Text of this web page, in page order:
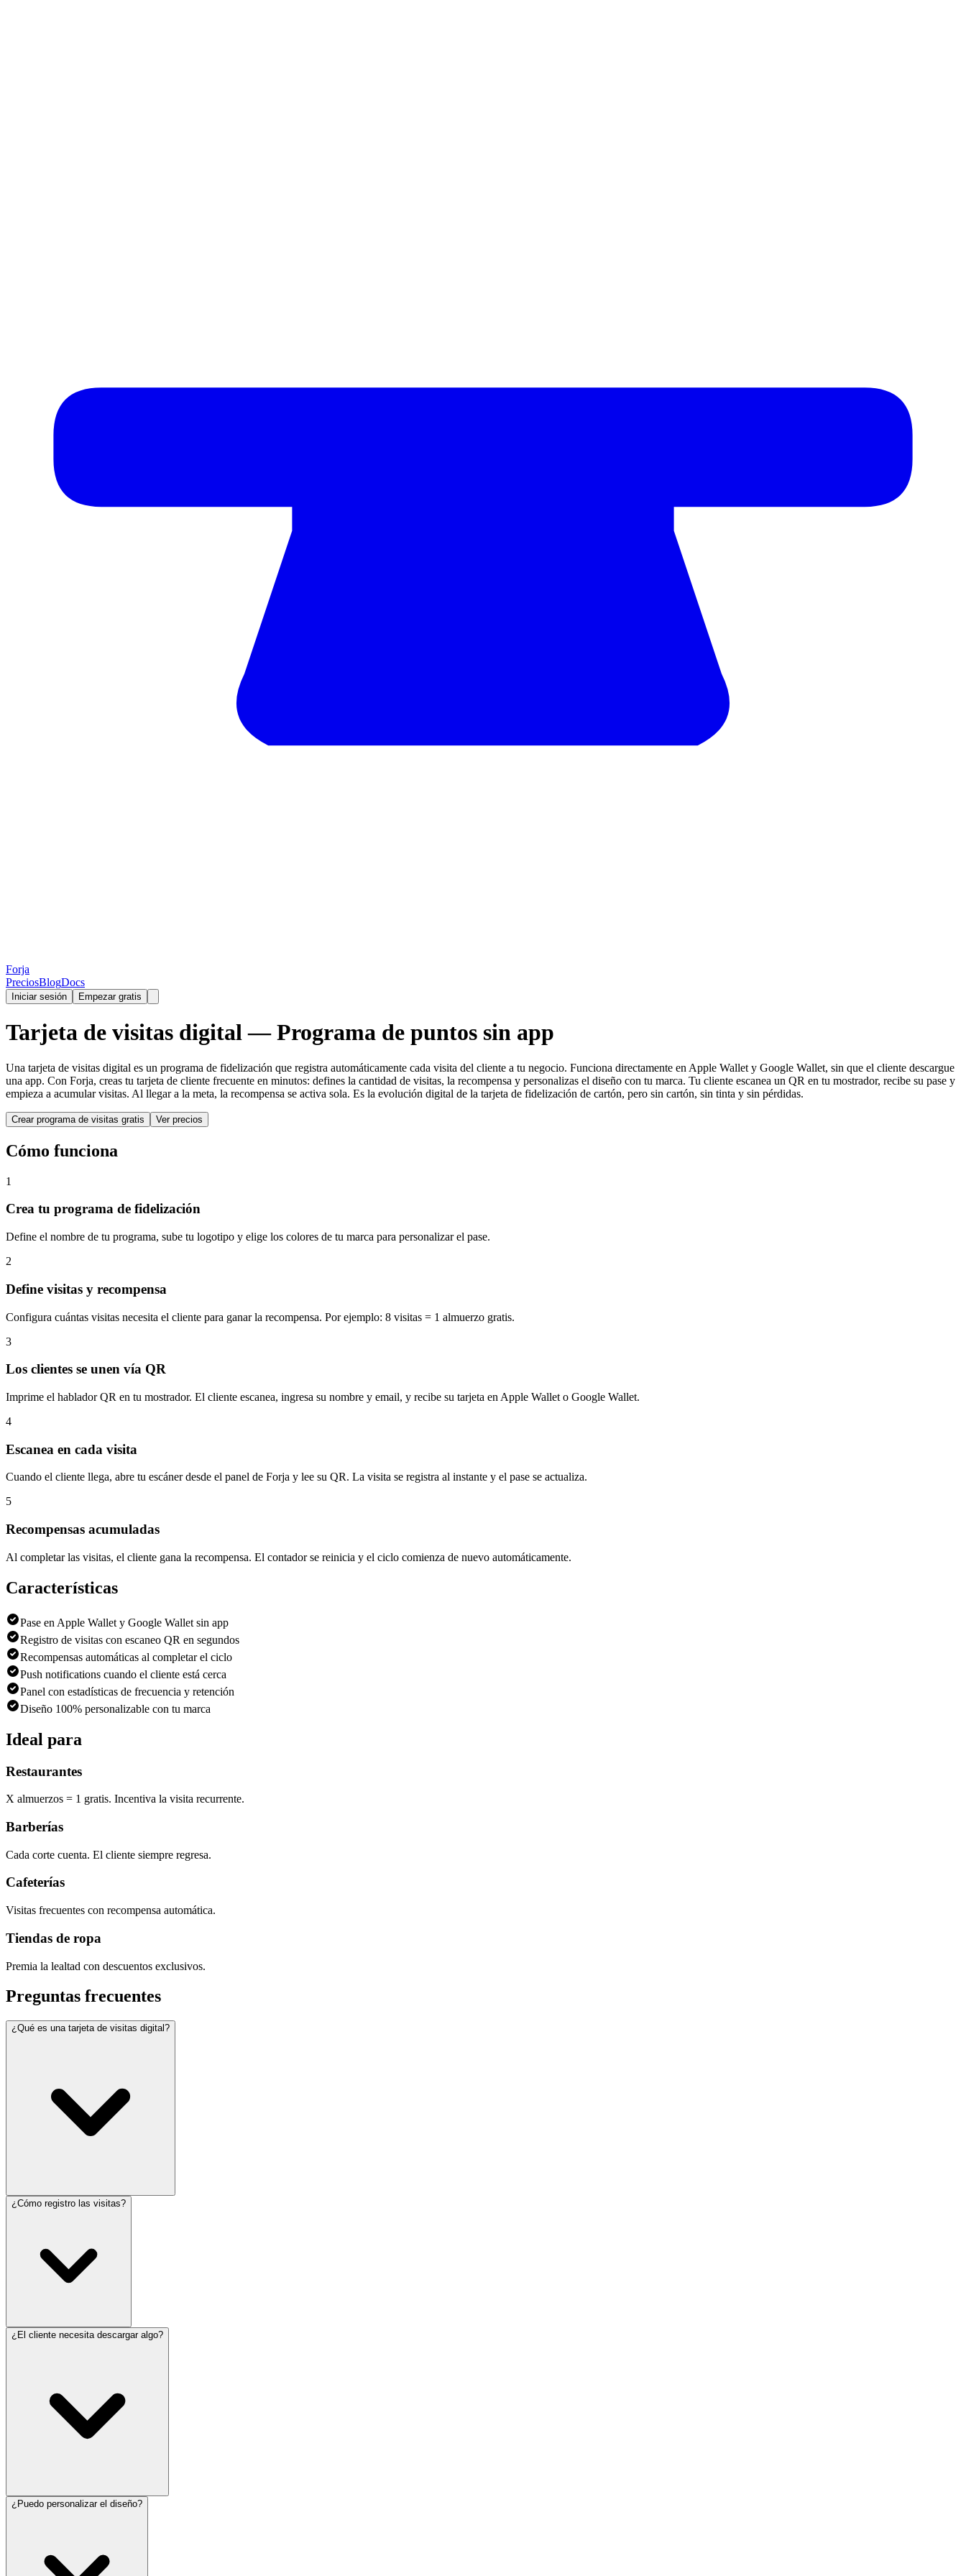
Forja
PreciosBlogDocs
Iniciar sesión Empezar gratis
Tarjeta de visitas digital — Programa de puntos sin app
Una tarjeta de visitas digital es un programa de fidelización que registra automáticamente cada visita del cliente a tu negocio. Funciona directamente en Apple Wallet y Google Wallet, sin que el cliente descargue
una app. Con Forja, creas tu tarjeta de cliente frecuente en minutos: defines la cantidad de visitas, la recompensa y personalizas el diseño con tu marca. Tu cliente escanea un QR en tu mostrador, recibe su pase y
empieza a acumular visitas. Al llegar a la meta, la recompensa se activa sola. Es la evolución digital de la tarjeta de fidelización de cartón, pero sin cartón, sin tinta y sin pérdidas.
Crear programa de visitas gratis Ver precios
Cómo funciona
1
Crea tu programa de fidelización
Define el nombre de tu programa, sube tu logotipo y elige los colores de tu marca para personalizar el pase.
2
Define visitas y recompensa
Configura cuántas visitas necesita el cliente para ganar la recompensa. Por ejemplo: 8 visitas = 1 almuerzo gratis.
3
Los clientes se unen vía QR
Imprime el hablador QR en tu mostrador. El cliente escanea, ingresa su nombre y email, y recibe su tarjeta en Apple Wallet o Google Wallet.
4
Escanea en cada visita
Cuando el cliente llega, abre tu escáner desde el panel de Forja y lee su QR. La visita se registra al instante y el pase se actualiza.
5
Recompensas acumuladas
Al completar las visitas, el cliente gana la recompensa. El contador se reinicia y el ciclo comienza de nuevo automáticamente.
Características
Pase en Apple Wallet y Google Wallet sin app
Registro de visitas con escaneo QR en segundos
Recompensas automáticas al completar el ciclo
Push notifications cuando el cliente está cerca
Panel con estadísticas de frecuencia y retención
Diseño 100% personalizable con tu marca
Ideal para
Restaurantes
X almuerzos = 1 gratis. Incentiva la visita recurrente.
Barberías
Cada corte cuenta. El cliente siempre regresa.
Cafeterías
Visitas frecuentes con recompensa automática.
Tiendas de ropa
Premia la lealtad con descuentos exclusivos.
Preguntas frecuentes
¿Qué es una tarjeta de visitas digital?
¿Cómo registro las visitas?
¿El cliente necesita descargar algo?
¿Puedo personalizar el diseño?